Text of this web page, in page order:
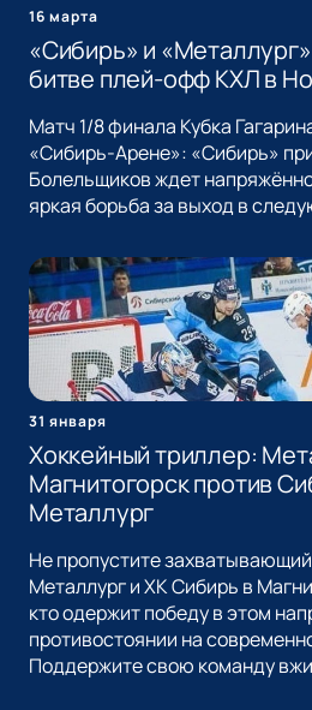
16 марта
«Сибирь» и
битве плей-офф КХЛ в
Матч 1/8 финала Кубка
«Сибирь-Арене»: «Сибирь»
Болельщиков ждет
яркая борьба за выход в
31 января
Хоккейный триллер:
Магнитогорск против
Металлург
Не пропустите
Металлург и ХК Сибирь в
кто одержит победу в этом
противостоянии на
Поддержите свою команду